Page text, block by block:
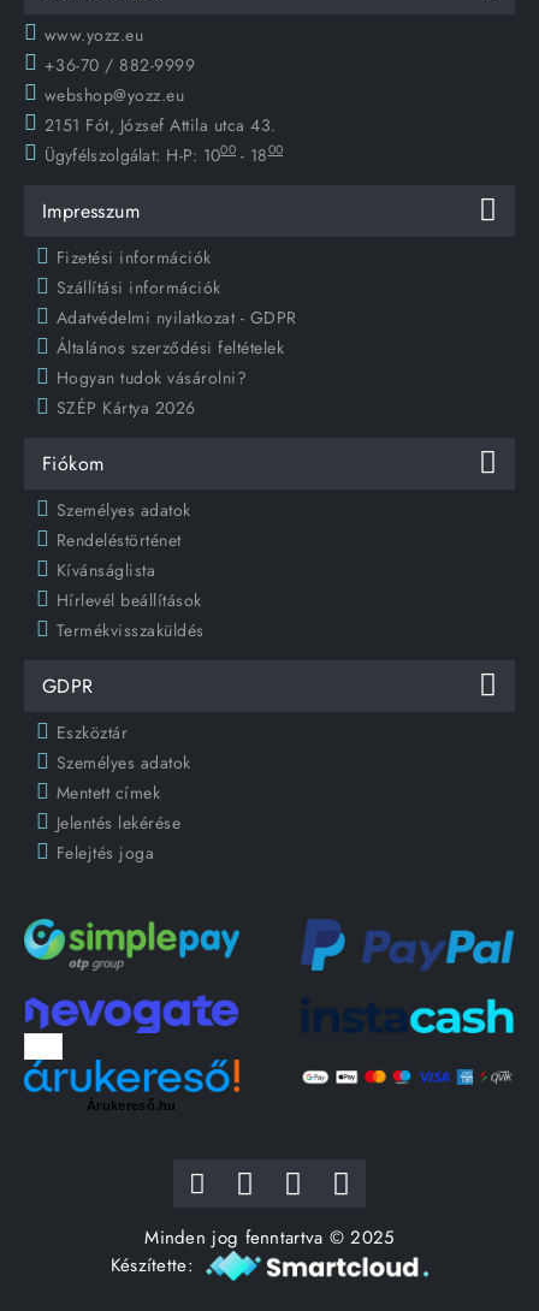
www.yozz.eu
+36-70 / 882-9999
webshop@yozz.eu
2151 Fót, József Attila utca 43.
Ügyfélszolgálat: H-P: 1000 - 1800
Impresszum
Fizetési információk
Szállítási információk
Adatvédelmi nyilatkozat - GDPR
Általános szerződési feltételek
Hogyan tudok vásárolni?
SZÉP Kártya 2026
Fiókom
Személyes adatok
Rendeléstörténet
Kívánságlista
Hírlevél beállítások
Termékvisszaküldés
GDPR
Eszköztár
Személyes adatok
Mentett címek
Jelentés lekérése
Felejtés joga
Árukereső.hu
Minden jog fenntartva © 2025
Készítette: